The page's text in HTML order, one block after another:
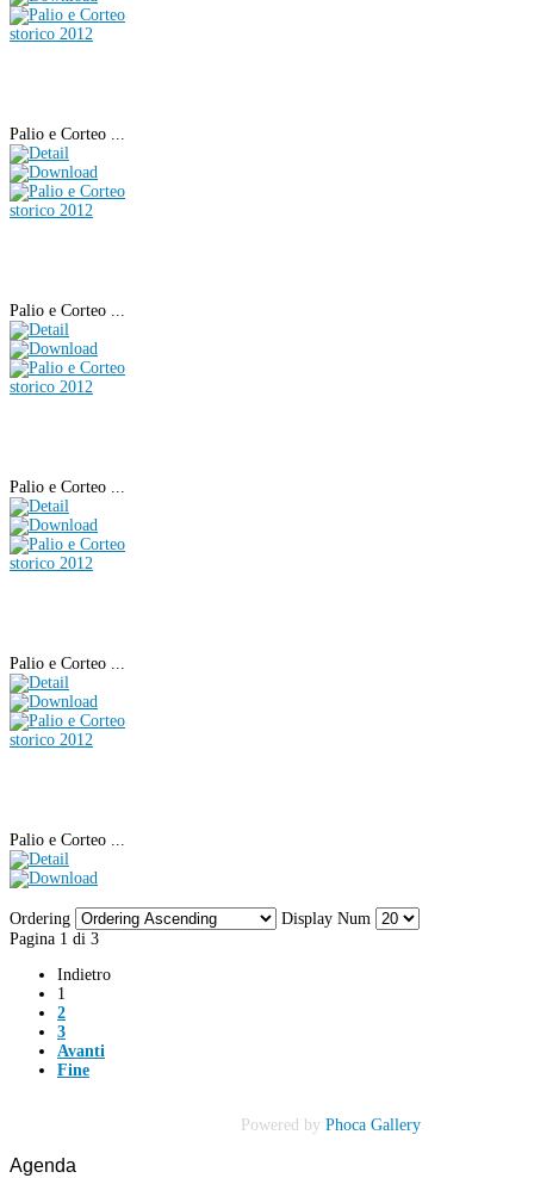
Palio e Corteo ...
Palio e Corteo ...
Palio e Corteo ...
Palio e Corteo ...
Palio e Corteo ...
Ordering
Display Num
Pagina 1 di 3
Indietro
1
2
3
Avanti
Fine
Powered by Phoca Gallery
Agenda